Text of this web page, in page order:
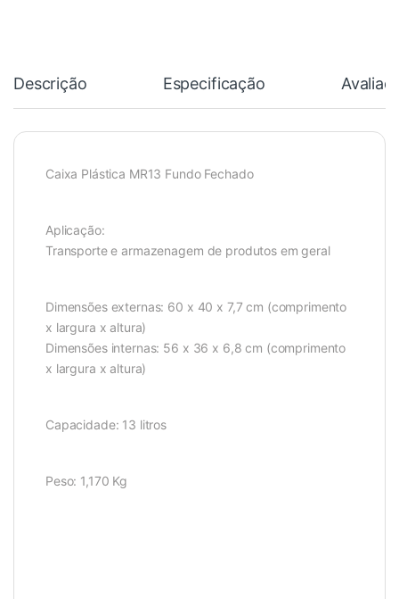
Descrição Especificação
Caixa Plástica MR13 Fundo Fechado
Aplicação:
Transporte e armazenagem de produtos em geral
Dimensões externas: 60 x 40 x 7,7 cm (comprimento
x largura x altura)
Dimensões internas: 56 x 36 x 6,8 cm (comprimento
x largura x altura)
Capacidade: 13 litros
Peso: 1,170 Kg